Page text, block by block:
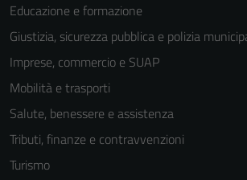
Educazione e formazione
Giustizia, sicurezza pubblica e polizia
Imprese, commercio e SUAP
Mobilità e trasporti
Salute, benessere e assistenza
Tributi, finanze e contravvenzioni
Turismo